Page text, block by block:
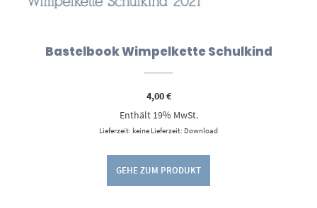
Bastelbook Wimpelkette Schulkind
4,00€
Enthält 19% MwSt.
Lieferzeit: keine Lieferzeit: Download
GEHE ZUM PRODUKT